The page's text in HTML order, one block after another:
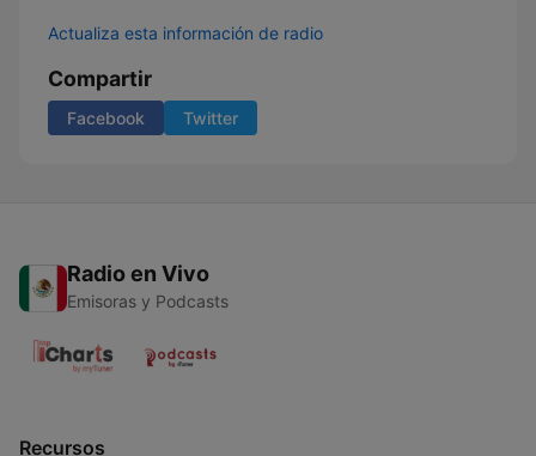
Actualiza esta información de radio
Compartir
Facebook Twitter
Radio en Vivo
Emisoras y Podcasts
Recursos